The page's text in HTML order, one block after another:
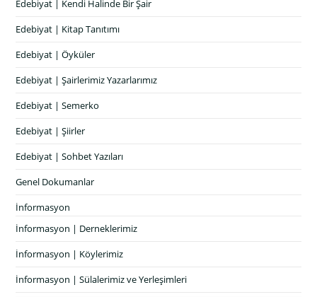
Edebiyat | Kendi Halinde Bir Şair
Edebiyat | Kitap Tanıtımı
Edebiyat | Öyküler
Edebiyat | Şairlerimiz Yazarlarımız
Edebiyat | Semerko
Edebiyat | Şiirler
Edebiyat | Sohbet Yazıları
Genel Dokumanlar
İnformasyon
İnformasyon | Derneklerimiz
İnformasyon | Köylerimiz
İnformasyon | Sülalerimiz ve Yerleşimleri